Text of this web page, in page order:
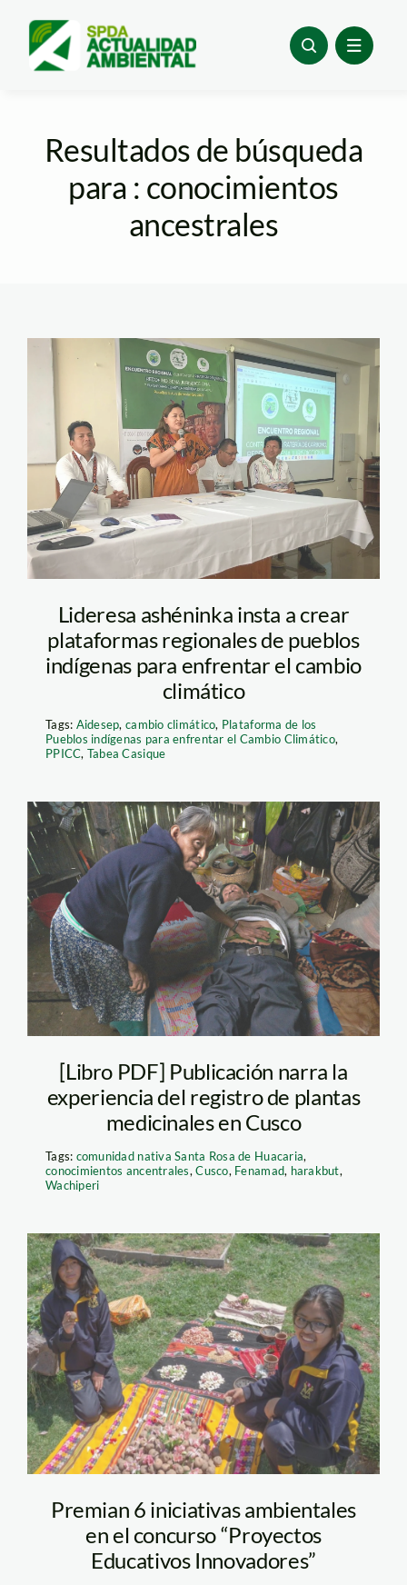
content
Resultados de búsqueda
para : conocimientos
ancestrales
Tabea Casique
lideresa Foto Aidesep
Lideresa ashéninka insta a crear
plataformas regionales de pueblos
indígenas para enfrentar el cambio
climático
Tags: Aidesep,cambio climático, Plataforma de los
Pueblos indígenas para enfrentar el Cambio Climático,
PPICC, Tabea Casique
Huacaria-Libro-
plantas-medicinales-
Thomas-Muller-SPDA
[Libro PDF] Publicación narra la
experiencia del registro de plantas
medicinales en Cusco
Tags: comunidad nativa Santa Rosa de Huacaria,
conocimientos ancentrales,Cusco, Fenamad, harakbut,
Wachiperi
velasco astete –
iniciativa ambiental –
fundacion bbva
Premian 6 iniciativas ambientales
en el concurso “Proyectos
Educativos Innovadores”